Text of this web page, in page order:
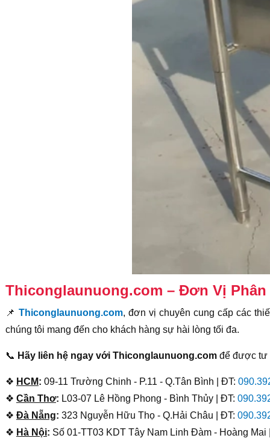
Thiconglaunuong.com – Đơn Vị Phân
📌 Thiconglaunuong.com, đơn vị chuyên cung cấp các
chúng tôi mang đến cho khách hàng sự hài lòng tối đa.
📞 Hãy liên hệ ngay với Thiconglaunuong.comđể được tư
❖ HCM: 09-11 Trường Chinh - P.11 - Q.Tân Bình | ĐT:
❖ Cần Thơ: L03-07 Lê Hồng Phong - Bình Thủy | ĐT:
❖ Đà Nẵng: 323 Nguyễn Hữu Thọ - Q.Hải Châu | ĐT:
❖ Hà Nội: Số 01-TT03 KDT Tây Nam Linh Đàm - Hoàng